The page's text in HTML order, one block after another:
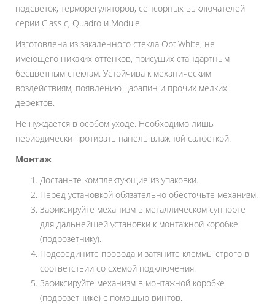
подсветок, терморегуляторов, сенсорных выключателей
серии Classic, Quadro и Module.
Изготовлена из закаленного стекла OptiWhite, не
имеющего никаких оттенков, присущих стандартным
бесцветным стеклам. Устойчива к механическим
воздействиям, появлению царапин и прочих мелких
дефектов.
Не нуждается в особом уходе. Необходимо лишь
периодически протирать панель влажной салфеткой.
Монтаж
Достаньте комплектующие из упаковки.
Перед установкой обязательно обесточьте механизм.
Зафиксируйте механизм в металлическом суппорте
для дальнейшей установки к монтажной коробке
(подрозетнику).
Подсоедините провода и затяните клеммы строго в
соответствии со схемой подключения.
Зафиксируйте механизм в монтажной коробке
(подрозетнике) с помощью винтов.